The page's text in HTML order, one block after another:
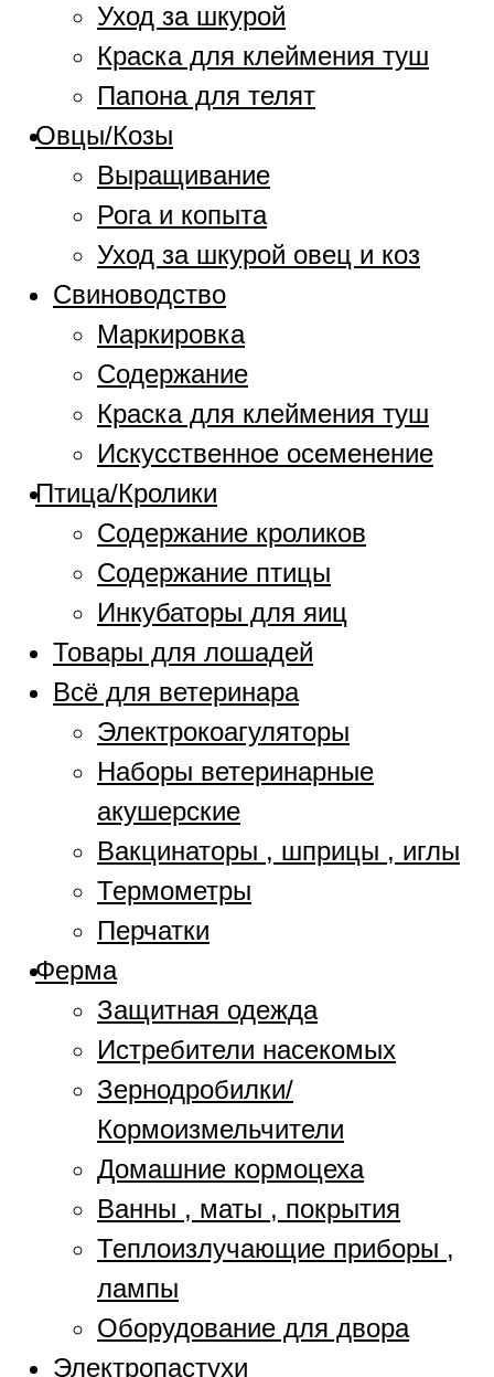
Уход за шкурой
Краска для клеймения туш
Папона для телят
Овцы/Козы
Выращивание
Рога и копыта
Уход за шкурой овец и коз
Свиноводство
Маркировка
Содержание
Краска для клеймения туш
Искусственное осеменение
Птица/Кролики
Содержание кроликов
Содержание птицы
Инкубаторы для яиц
Товары для лошадей
Всё для ветеринара
Электрокоагуляторы
Наборы ветеринарные
акушерские
Вакцинаторы , шприцы , иглы
Термометры
Перчатки
Ферма
Защитная одежда
Истребители насекомых
Зернодробилки/
Кормоизмельчители
Домашние кормоцеха
Ванны , маты , покрытия
Теплоизлучающие приборы ,
лампы
Оборудование для двора
Электропастухи